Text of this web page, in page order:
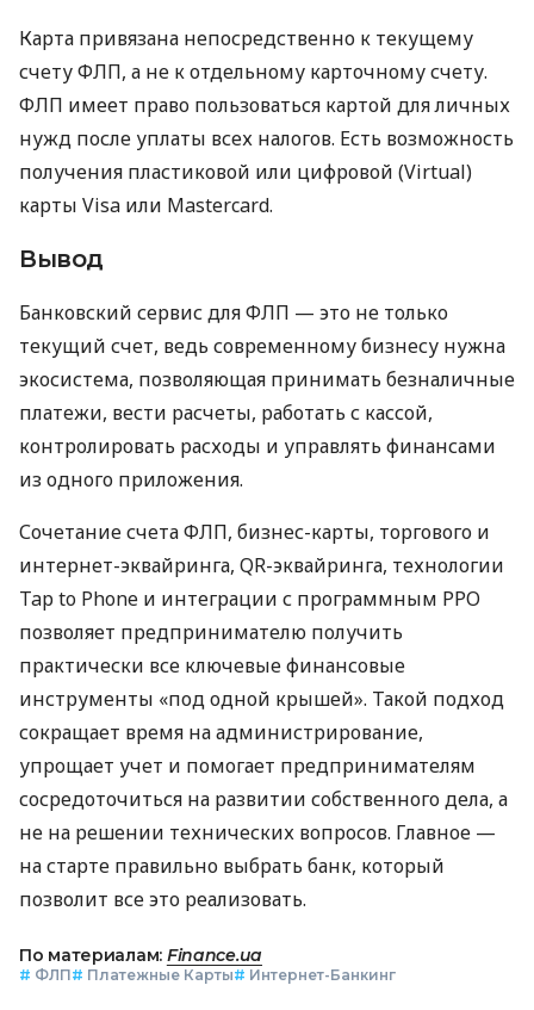
Карта привязана непосредственно к текущему
счету ФЛП, а не к отдельному карточному счету.
ФЛП имеет право пользоваться картой для личных
нужд после уплаты всех налогов. Есть возможность
получения пластиковой или цифровой (Virtual)
карты Visa или Mastercard.
Вывод
Банковский сервис для ФЛП — это не только
текущий счет, ведь современному бизнесу нужна
экосистема, позволяющая принимать безналичные
платежи, вести расчеты, работать с кассой,
контролировать расходы и управлять финансами
из одного приложения.
Сочетание счета ФЛП, бизнес-карты, торгового и
интернет-эквайринга, QR-эквайринга, технологии
Tap to Phone и интеграции с программным РРО
позволяет предпринимателю получить
практически все ключевые финансовые
инструменты «под одной крышей». Такой подход
сокращает время на администрирование,
упрощает учет и помогает предпринимателям
сосредоточиться на развитии собственного дела, а
не на решении технических вопросов. Главное —
на старте правильно выбрать банк, который
позволит все это реализовать.
По материалам: Finance.ua
# ФЛП# Платежные Карты# Интернет-Банкинг